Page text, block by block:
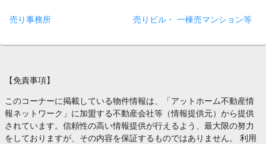
売り事務所 売りビル・ 一棟売マンション等
【免責事項】
このコーナーに掲載している物件情報は、「アットホーム不動産情
報ネットワーク」に加盟する不動産会社等（情報提供元）から提供
されています。信頼性の高い情報提供が行えるよう、最大限の努力
をしておりますが、その内容を保証するものではありません。 利用